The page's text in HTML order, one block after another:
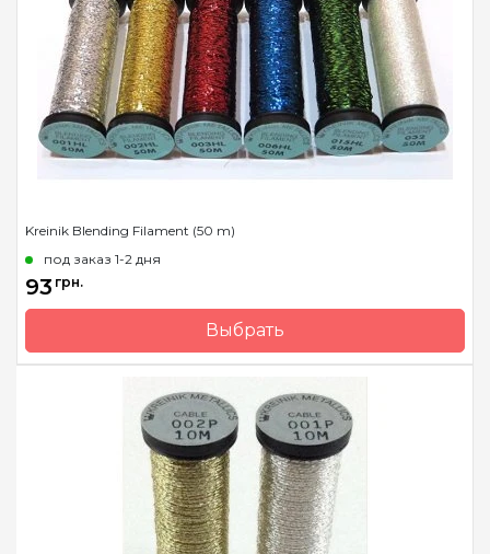
Kreinik Blending Filament (50 m)
под заказ 1-2 дня
93 грн.
Выбрать
Бренд
Kreinik
Страна-производитель
металлизированный